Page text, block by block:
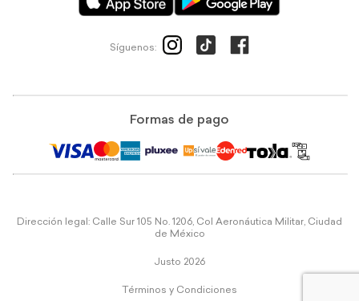
Síguenos:
Formas de pago
Dirección legal: Calle Sur 105 No. 1206, Col Aeronáutica Militar, Ciudad
de México
Justo 2026
Términos y Condiciones